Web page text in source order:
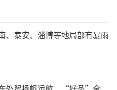
、泰安、淄博等地局部有暴雨